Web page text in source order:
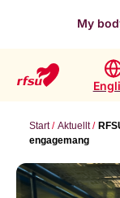
My
Start Aktuellt
engagemang